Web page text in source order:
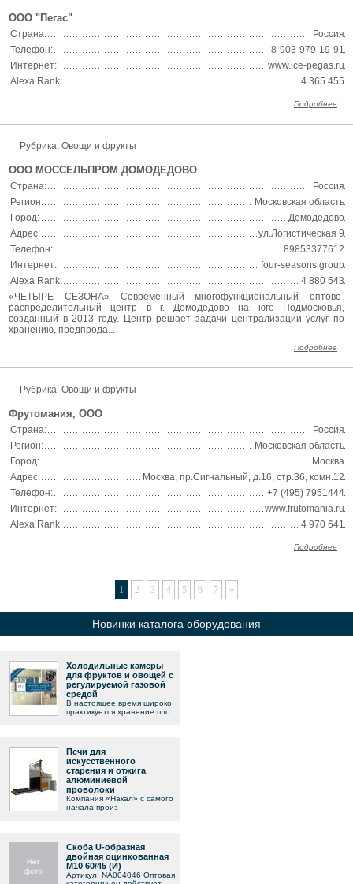
ООО "Пегас"
Страна:
Россия
Телефон:
8-903-979-19-91
Интернет:
www.ice-pegas.ru
Alexa Rank:
4 365 455
Подробнее
Рубрика: Овощи и фрукты
ООО МОССЕЛЬПРОМ ДОМОДЕДОВО
Страна:
Россия
Регион:
Московская область
Город:
Домодедово
Адрес:
ул.Логистическая 9
Телефон:
89853377612
Интернет:
four-seasons.group
Alexa Rank:
4 880 543
«ЧЕТЫРЕ СЕЗОНА» Современный многофункциональный оптово-
распределительный центр в г. Домодедово на юге Подмосковья,
созданный в 2013 году. Центр решает задачи централизации услуг по
хранению, предпрода...
Подробнее
Рубрика: Овощи и фрукты
Фрутомания, ООО
Страна:
Россия
Регион:
Московская область
Город:
Москва
Адрес:
Москва, пр.Сигнальный, д.16, стр.36, комн.12
Телефон:
+7 (495) 7951444
Интернет:
www.frutomania.ru
Alexa Rank:
4 970 641
Подробнее
1 2 3 4 5 6 7 »
Новинки каталога оборудования
Холодильные камеры
для фруктов и овощей с
регулируемой газовой
средой
В настоящее время широко
практикуется хранение пло
Печи для
искусственного
старения и отжига
алюминиевой
проволоки
Компания «Накал» с самого
начала произ
Скоба U-образная
двойная оцинкованная
М10 60/45 (И)
Артикул: NA004046 Оптовая